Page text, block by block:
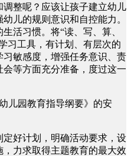
整呢？应该让孩子建立幼儿
儿的规则意识和自控能力。
活习惯。将“读、写、算、
习工具，有计划、有层次的
敏感度，增强任务意识、责
等方面充分准备，度过这一
儿园教育指导纲要》的安
好计划，明确活动要求，设
力求取得主题教育的最大效